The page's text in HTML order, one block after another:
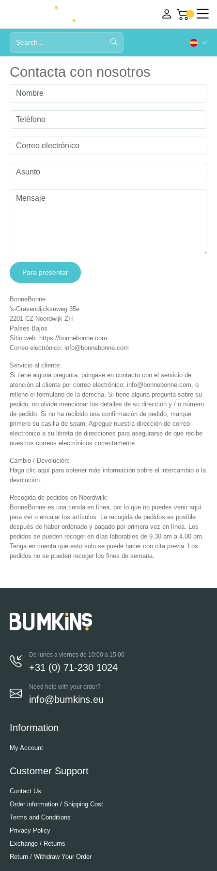
Contacta con nosotros
Para presentar
BonneBonne
's-Gravendijckseweg 35e
2201 CZ Noordwijk ZH
Países Bajos
Sitio web: https://bonnebonne.com
Correo electrónico: info@bonnebonne.com
Servicio al cliente:
Si tiene alguna pregunta, póngase en contacto con el servicio de
atención al cliente por correo electrónico: info@bonnebonne.com , o
rellene el formulario de la derecha. Si tiene alguna pregunta sobre su
pedido, no olvide mencionar los detalles de su dirección y / o número
de pedido. Si no ha recibido una confirmación de pedido, marque
primero su casilla de spam. Agregue nuestra dirección de correo
electrónico a su libreta de direcciones para asegurarse de que recibe
nuestros correos electrónicos correctamente.
Cambio / Devolución:
Haga clic aquí para obtener más información sobre el intercambio o la
devolución.
Recogida de pedidos en Noordwijk:
BonneBonne es una tienda en línea, por lo que no puedes venir aquí
para ver o encajar los artículos. La recogida de pedidos es posible
después de haber ordenado y pagado por primera vez en línea. Los
pedidos se pueden recoger en días laborables de 9.30 am a 4.00 pm.
Tenga en cuenta que esto solo se puede hacer con cita previa. Los
pedidos no se pueden recoger los fines de semana.
De lunes a viernes de 10:00 a 15:00
+31 (0) 71-230 1024
Need help with your order?
info@bumkins.eu
Information
My Account
Customer Support
Contact Us
Order information / Shipping Cost
Terms and Conditions
Privacy Policy
Exchange / Returns
Return / Withdraw Your Order